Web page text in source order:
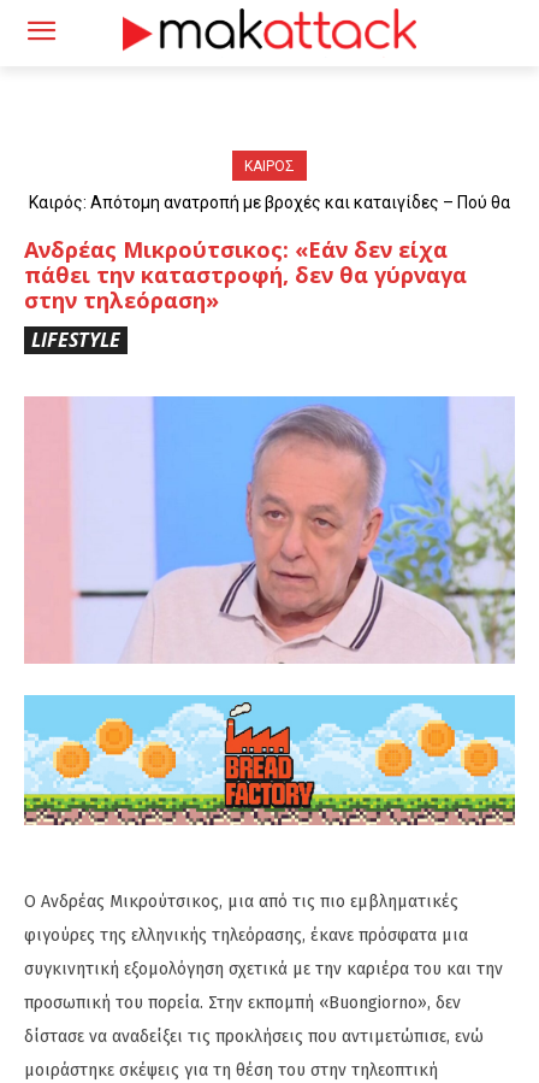
ΚΑΙΡΟΣ
Καιρός: Απότομη ανατροπή με βροχές και καταιγίδες – Πού θα
Ανδρέας Μικρούτσικος: «Εάν δεν είχα
πάθει την καταστροφή, δεν θα γύρναγα
στην τηλεόραση»
LIFESTYLE
Ο Ανδρέας Μικρούτσικος, μια από τις πιο εμβληματικές
φιγούρες της ελληνικής τηλεόρασης, έκανε πρόσφατα μια
συγκινητική εξομολόγηση σχετικά με την καριέρα του και την
προσωπική του πορεία. Στην εκπομπή «Buongiorno», δεν
δίστασε να αναδείξει τις προκλήσεις που αντιμετώπισε, ενώ
μοιράστηκε σκέψεις για τη θέση του στην τηλεοπτική